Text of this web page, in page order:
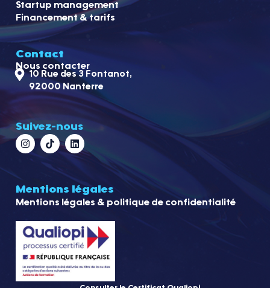
Startup management
Financement & tarifs
Contact
Nous contacter
10 Rue des 3 Fontanot,
92000 Nanterre
Suivez-nous
Mentions légales
Mentions légales & politique de confidentialité